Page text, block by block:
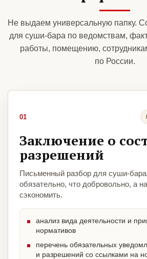
Не выдаем универсальную папку.
для суши-бара по ведомствам,
работы, помещению,
по России.
01
Заключение о
разрешений
Письменный разбор для суши-
обязательно, что добровольно, а
сэкономить.
анализ вида деятельности и
нормативов
перечень обязательных
и разрешений со ссылками на